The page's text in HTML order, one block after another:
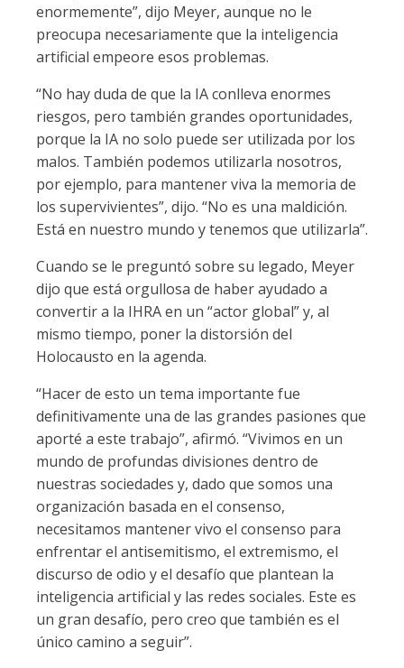
enormemente”, dijo Meyer, aunque no le
preocupa necesariamente que la inteligencia
artificial empeore esos problemas.
“No hay duda de que la IA conlleva enormes
riesgos, pero también grandes oportunidades,
porque la IA no solo puede ser utilizada por los
malos. También podemos utilizarla nosotros,
por ejemplo, para mantener viva la memoria de
los supervivientes”, dijo. “No es una maldición.
Está en nuestro mundo y tenemos que utilizarla”.
Cuando se le preguntó sobre su legado, Meyer
dijo que está orgullosa de haber ayudado a
convertir a la IHRA en un “actor global” y, al
mismo tiempo, poner la distorsión del
Holocausto en la agenda.
“Hacer de esto un tema importante fue
definitivamente una de las grandes pasiones que
aporté a este trabajo”, afirmó. “Vivimos en un
mundo de profundas divisiones dentro de
nuestras sociedades y, dado que somos una
organización basada en el consenso,
necesitamos mantener vivo el consenso para
enfrentar el antisemitismo, el extremismo, el
discurso de odio y el desafío que plantean la
inteligencia artificial y las redes sociales. Este es
un gran desafío, pero creo que también es el
único camino a seguir”.